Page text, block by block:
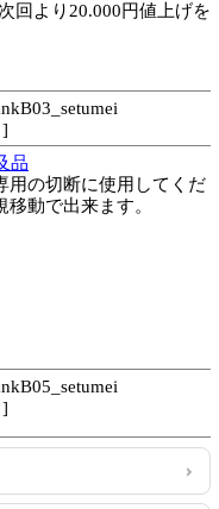
回より20.000円値上げを
品
用の切断に使用してくだ
動で出来ます。